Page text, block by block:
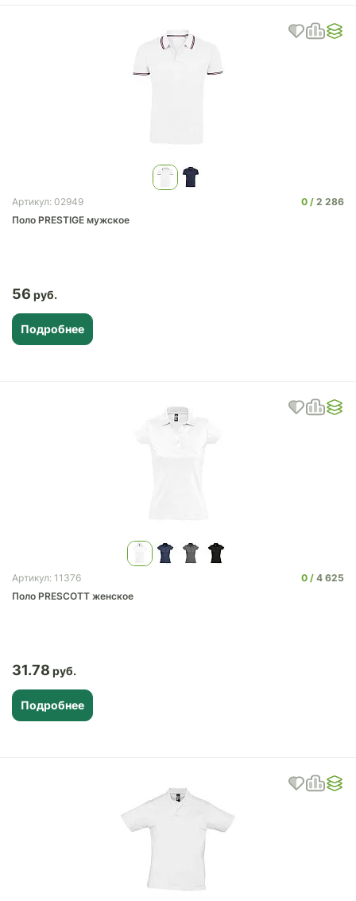
Артикул: 02949 0
2 286
Поло PRESTIGE мужское
56
Подробнее
Артикул: 11376 0
4 625
Поло PRESCOTT женское
31.78
Подробнее